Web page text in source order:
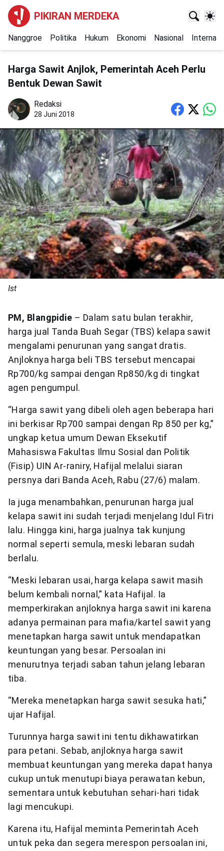
PIKIRAN MERDEKA
Nanggroe Politika Hukum Ekonomi Nasional
Harga Sawit Anjlok, Pemerintah Aceh Perlu
Bentuk Dewan Sawit
Redaksi
28 Juni 2018
Ist
PM, Blangpidie – Dalam satu bulan terakhir,
harga jual Tanda Buah Segar (TBS) kelapa sawit
mengalami penurunan yang sangat dratis.
Anjloknya harga beli TBS tersebut mencapai
Rp700/kg sampai dengan Rp850/kg di tingkat
agen pengumpul.
“Harga sawit yang dibeli oleh agen beberapa hari
ini berkisar Rp700 sampai dengan Rp 850 per kg,”
ungkap ketua umum Dewan Eksekutif
Mahasiswa Fakultas Ilmu Sosial dan Politik
(Fisip) UIN Ar-raniry, Hafijal melalui siaran
persnya dari Banda Aceh, Rabu (27/6) malam.
Ia juga menambahkan, penurunan harga jual
kelapa sawit ini sudah terjadi menjelang Idul Fitri
lalu. Hingga kini, harga jualnya tak kunjung
normal seperti semula, meski lebaran sudah
berlalu.
“Meski lebaran usai, harga kelapa sawit masih
belum kembali nornal,” kata Hafijal. Ia
memperkirakan anjloknya harga sawit ini karena
adanya permainan para mafia/kartel sawit yang
menetapkan harga sawit untuk mendapatkan
keuntungan yang besar. Persoalan ini
menurutnya terjadi saban tahun jelang lebaran
tiba.
“Mereka menetapkan harga sawit sesuka hati,”
ujar Hafijal.
Turunnya harga sawit ini tentu dikhawatirkan
para petani. Sebab, anjloknya harga sawit
membuat keuntungan yang mereka dapat hanya
cukup untuk menutupi biaya perawatan kebun,
sementara untuk kebutuhan sehari-hari tidak
lagi mencukupi.
Karena itu, Hafijal meminta Pemerintah Aceh
untuk peka dan segera merespon persoalan ini,